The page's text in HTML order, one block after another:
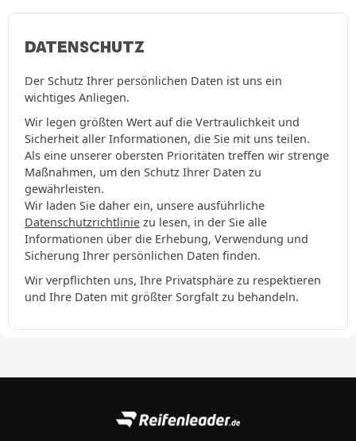
DATENSCHUTZ
Der Schutz Ihrer persönlichen Daten ist uns ein
wichtiges Anliegen.
Wir legen größten Wert auf die Vertraulichkeit und
Sicherheit aller Informationen, die Sie mit uns teilen.
Als eine unserer obersten Prioritäten treffen wir strenge
Maßnahmen, um den Schutz Ihrer Daten zu
gewährleisten.
Wir laden Sie daher ein, unsere ausführliche
Datenschutzrichtlinie zu lesen, in der Sie alle
Informationen über die Erhebung, Verwendung und
Sicherung Ihrer persönlichen Daten finden.
Wir verpflichten uns, Ihre Privatsphäre zu respektieren
und Ihre Daten mit größter Sorgfalt zu behandeln.